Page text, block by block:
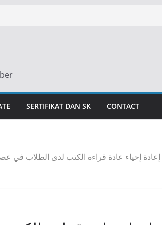
SERTIFIKAT DAN SK CONTACT
إعادة إحياء عادة قراءة الكتب لدى الطلاب في